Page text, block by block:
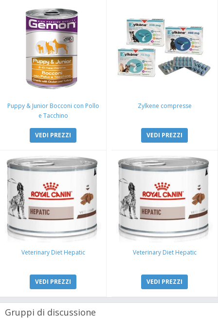
Puppy & Junior Bocconi con Pollo
e Tacchino
VEDI PREZZI
Zylkene compresse
VEDI PREZZI
Veterinary Diet Hepatic
VEDI PREZZI
Veterinary Diet Hepatic
VEDI PREZZI
Gruppi di discussione